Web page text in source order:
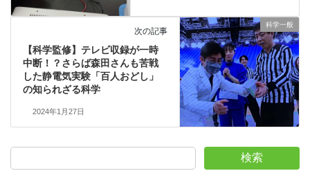
科学一般
次の記事
【科学監修】テレビ収録が一時
中断！？さらば森田さんも苦戦
した静電気実験「百人おどし」
の知られざる科学
2024年1月27日
検索